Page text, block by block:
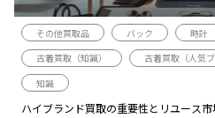
その他買取品 バック 時計
古着買取（知識）
古着買取（人気ブ
知識
ハイブランド買取の重要性とリユース